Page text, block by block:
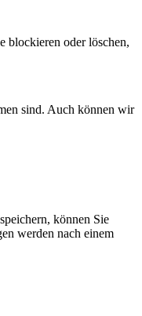
blockieren oder löschen,
sind. Auch können wir
können Sie
werden nach einem